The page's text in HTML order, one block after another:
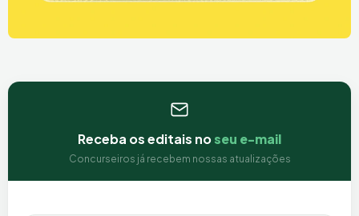
Receba os editais noseu e-mail
Concurseiros já recebem nossas atualizações